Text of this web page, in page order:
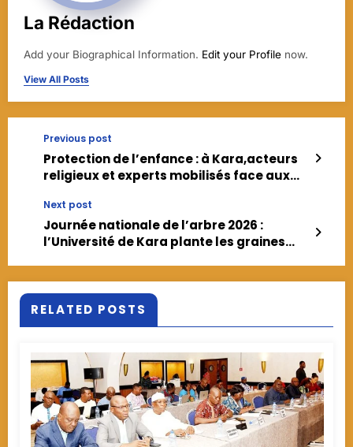
La Rédaction
Add your Biographical Information. Edit your Profile now.
View All Posts
Previous post
Protection de l’enfance : à Kara,acteurs
religieux et experts mobilisés face aux
des jeunes
Next post
Journée nationale de l’arbre 2026 :
l’Université de Kara plante les graines
RELATED POSTS